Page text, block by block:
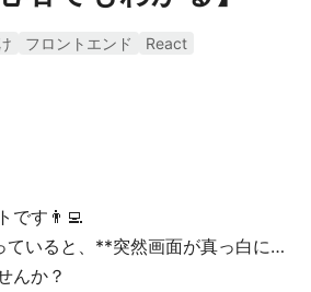
フロントエンド
React
です👨‍💻
ていると、**突然画面が真っ白に…
んか？